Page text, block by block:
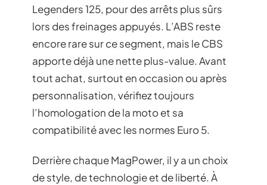
Legenders 125, pour des arrêts plus sûrs
lors des freinages appuyés. L’ABS reste
encore rare sur ce segment, mais le CBS
apporte déjà une nette plus-value. Avant
tout achat, surtout en occasion ou après
personnalisation, vérifiez toujours
l’homologation de la moto et sa
compatibilité avec les normes Euro 5.
Derrière chaque MagPower, il y a un choix
de style, de technologie et de liberté. À